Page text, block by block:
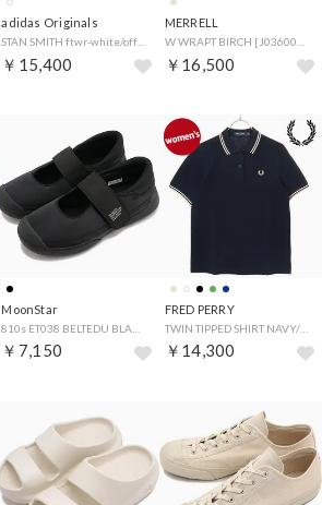
adidas Originals
￥15,400
MERRELL
￥16,500
MoonStar
￥7,150
FRED PERRY
TWIN TIPPED SHIRT NAVY/SNOWWHITE/PEACH [G3600-24C] （NAVY/SNOWWHITE/PEACH）
￥14,300